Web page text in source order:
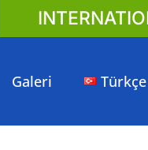
Galeri Türkçe